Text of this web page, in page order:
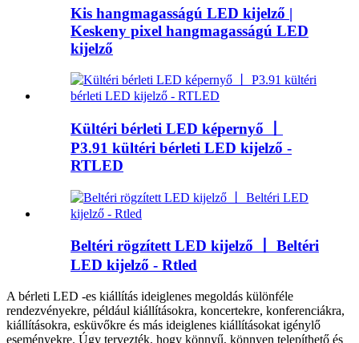
Kis hangmagasságú LED kijelző |
Keskeny pixel hangmagasságú LED
kijelző
Kültéri bérleti LED képernyő 丨
P3.91 kültéri bérleti LED kijelző -
RTLED
Beltéri rögzített LED kijelző 丨 Beltéri
LED kijelző - Rtled
A bérleti LED -es kiállítás ideiglenes megoldás különféle
rendezvényekre, például kiállításokra, koncertekre, konferenciákra,
kiállításokra, esküvőkre és más ideiglenes kiállításokat igénylő
eseményekre. Úgy tervezték, hogy könnyű, könnyen telepíthető és